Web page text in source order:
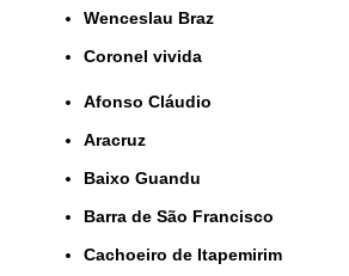
Wenceslau Braz
coronel vivida
Afonso Cláudio
Aracruz
Baixo Guandu
Barra de São Francisco
Cachoeiro de Itapemirim